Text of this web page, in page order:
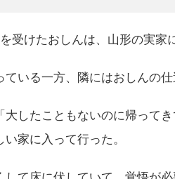
受けたおしんは、山形の実家
いる一方、隣にはおしんの
大したこともないのに帰って
家に入って行った。